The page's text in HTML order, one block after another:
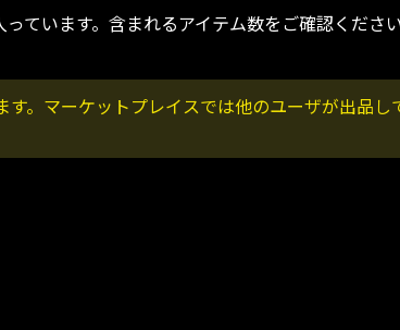
ています。含まれるアイテム数をご確認くださ
。マーケットプレイスでは他のユーザが出品し